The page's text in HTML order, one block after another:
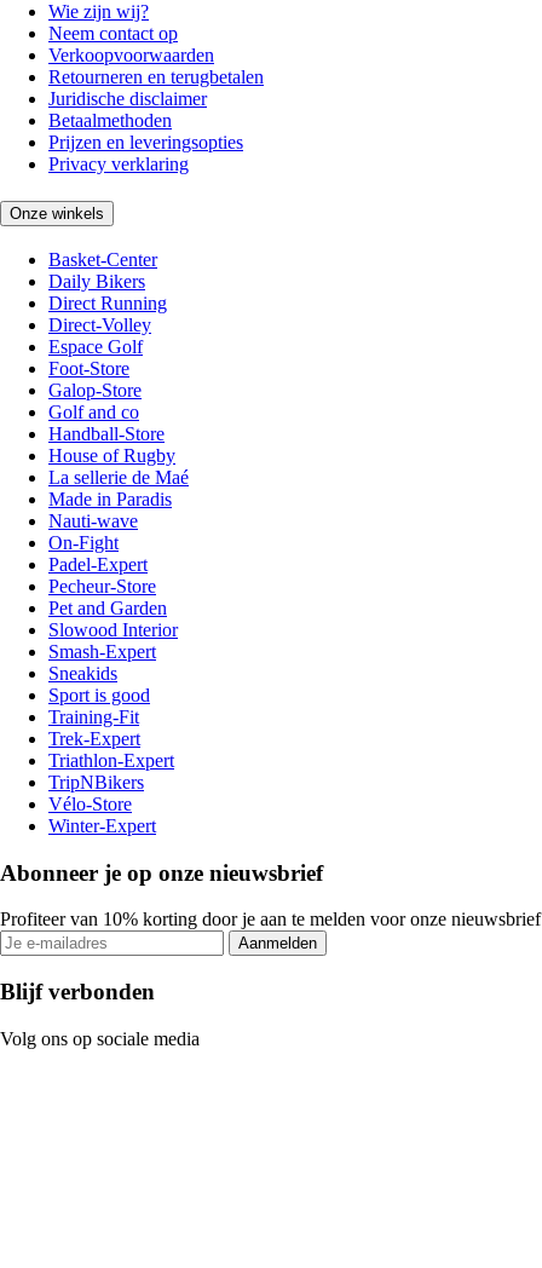
Wie zijn wij?
Neem contact op
Verkoopvoorwaarden
Retourneren en terugbetalen
Juridische disclaimer
Betaalmethoden
Prijzen en leveringsopties
Privacy verklaring
Onze winkels
Basket-Center
Daily Bikers
Direct Running
Direct-Volley
Espace Golf
Foot-Store
Galop-Store
Golf and co
Handball-Store
House of Rugby
La sellerie de Maé
Made in Paradis
Nauti-wave
On-Fight
Padel-Expert
Pecheur-Store
Pet and Garden
Slowood Interior
Smash-Expert
Sneakids
Sport is good
Training-Fit
Trek-Expert
Triathlon-Expert
TripNBikers
Vélo-Store
Winter-Expert
Abonneer je op onze nieuwsbrief
Profiteer van 10% korting door je aan te melden voor onze nieuwsbrief
Aanmelden
Blijf verbonden
Volg ons op sociale media